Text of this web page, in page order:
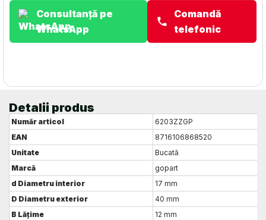
adancit
17x40x12mm
6203ZZGP
Consultanță pe
WhatsApp
Comandă
telefonic
Detalii produs
Număr articol
6203ZZGP
EAN
8716106868520
Unitate
Bucată
Marcă
gopart
d Diametru interior
17 mm
D Diametru exterior
40 mm
B Lățime
12 mm